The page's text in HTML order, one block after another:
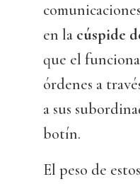
en la cúspide
que el
órdenes a
a sus
botín.
El peso de